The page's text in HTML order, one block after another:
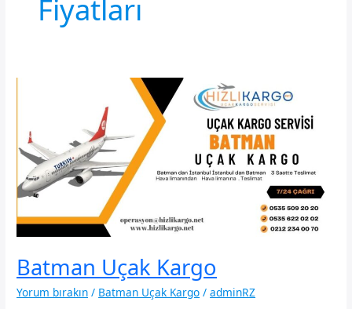
Fiyatları
Batman Uçak Kargo
Yorum bırakın / Batman Uçak Kargo /adminRZ